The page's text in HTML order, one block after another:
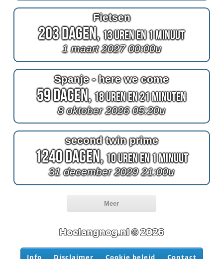
Fietsen
203 Dagen,13 Uren en 1 Minuut
1 maart 2027 00:00u
Spanje - here we come
59 Dagen,18 Uren en 21 Minuten
8 oktober 2026 05:20u
second twin prime
1240 Dagen,10 Uren en 1 Minuut
31 december 2029 21:00u
Meer
Hoelangnog.nl © 2026
Info Disclaimer Cookie beleid Contact